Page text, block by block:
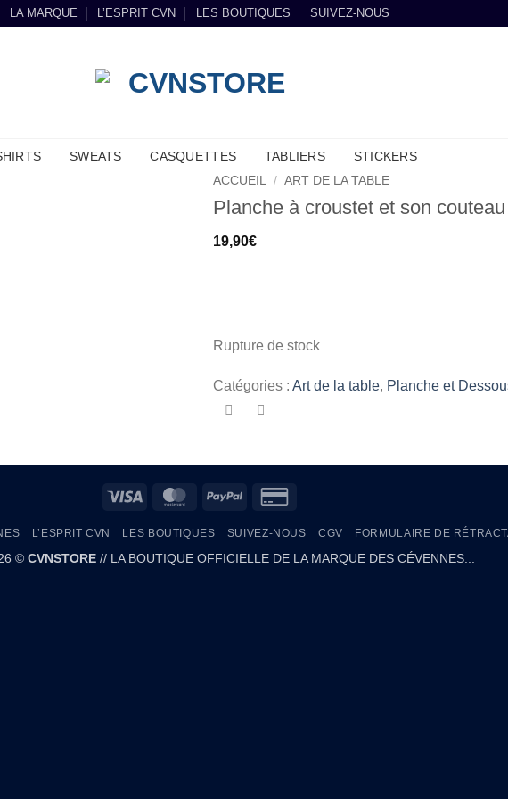
LA MARQUE L’ESPRIT CVN LES BOUTIQUES SUIVEZ-NOUS
SWEATS CASQUETTES TABLIERS STICKERS
ACCUEIL / ART DE LA TABLE
Planche à croustet et son
19,90€
Rupture de stock
Catégories : Art de la table, Planche et
Visa MasterCardPayPal
2
L’ESPRIT CVN LES BOUTIQUES SUIVEZ-NOUS CGV FORMULAIRE DE
© CVNSTORE// LA BOUTIQUE OFFICIELLE DE LA MARQUE DES CÉVENNES...